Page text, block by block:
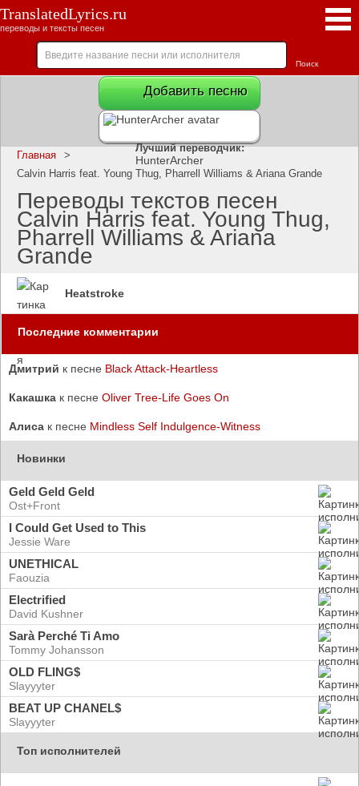
TranslatedLyrics.ru
переводы и тексты песен
Добавить песню
Лучший переводчик:
HunterArcher
Главная
>
Calvin Harris feat. Young Thug, Pharrell Williams & Ariana Grande
Переводы текстов песен
Calvin Harris feat. Young Thug,
Pharrell Williams & Ariana
Grande
Heatstroke
Последние комментарии
Дмитрий к песне Black Attack-Heartless
Какашка к песне Oliver Tree-Life Goes On
Алиса к песне Mindless Self Indulgence-Witness
Новинки
Geld Geld Geld
Ost+Front
I Could Get Used to This
Jessie Ware
UNETHICAL
Faouzia
Electrified
David Kushner
Sarà Perché Ti Amo
Tommy Johansson
OLD FLING$
Slayyyter
BEAT UP CHANEL$
Slayyyter
Топ исполнителей